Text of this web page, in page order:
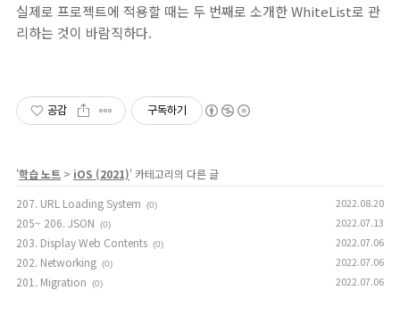
실제로 프로젝트에 적용할 때는 두 번째로 소개한 WhiteList로 관
리하는 것이 바람직하다.
공감 구독하기
'학습 노트 > iOS (2021)' 카테고리의 다른 글
207. URL Loading System
(0) 2022.08.20
205~ 206. JSON (0) 2022.07.13
203. Display Web Contents (0) 2022.07.06
202. Networking (0) 2022.07.06
201. Migration (0) 2022.07.06